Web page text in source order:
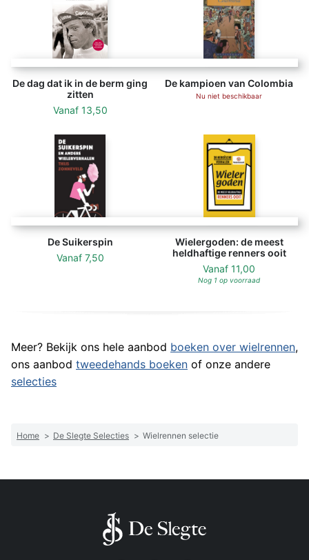
De dag dat ik in de berm ging
zitten
Vanaf 13,50
De kampioen van Colombia
Nu niet beschikbaar
De Suikerspin
Vanaf 7,50
Wielergoden: de meest
heldhaftige renners ooit
Vanaf 11,00
Nog 1 op voorraad
Meer? Bekijk ons hele aanbod boeken over wielrennen,
ons aanbod tweedehands boeken of onze andere
selecties
Home > De Slegte Selecties > Wielrennen selectie